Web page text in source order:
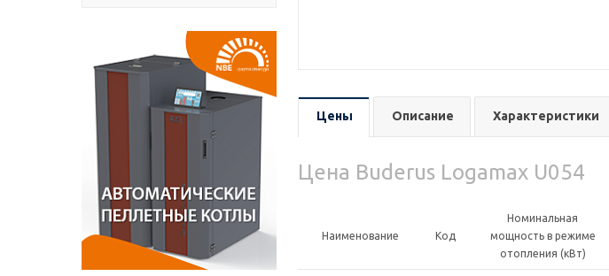
Цены Описание Характеристики
Цена Buderus Logamax U054
Наименование Код
Номинальная
мощность в режиме
отопления (кВт)